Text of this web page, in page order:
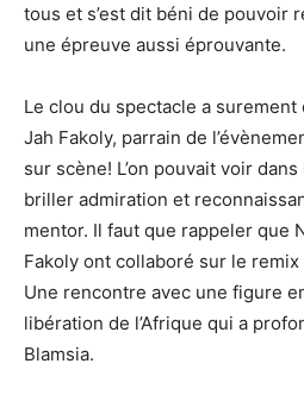
tous et s’est dit béni de pouvoir
une épreuve aussi éprouvante.
Le clou du spectacle a
Jah Fakoly, parrain de
sur scène! L’on pouvait voir
briller admiration et
mentor. Il faut que rappeler que
Fakoly ont collaboré sur le remix
Une rencontre avec une figure
libération de l’Afrique qui a
Blamsia.